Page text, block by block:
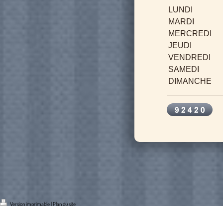
LUNDI
MARDI
MERCREDI
JEUDI
VENDREDI
SAMEDI
DIMANCHE
Version imprimable| Plan du site